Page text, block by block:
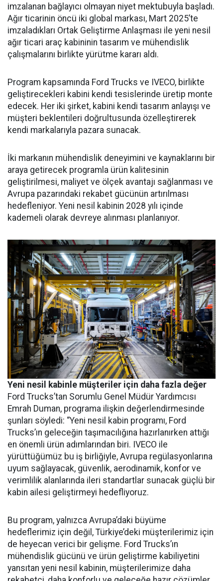
imzalanan bağlayıcı olmayan niyet mektubuyla başladı.
Ağır ticarinin öncü iki global markası, Mart 2025’te
imzaladıkları Ortak Geliştirme Anlaşması ile yeni nesil
ağır ticari araç kabininin tasarım ve mühendislik
çalışmalarını birlikte yürütme kararı aldı.
Program kapsamında Ford Trucks ve IVECO, birlikte
geliştirecekleri kabini kendi tesislerinde üretip monte
edecek. Her iki şirket, kabini kendi tasarım anlayışı ve
müşteri beklentileri doğrultusunda özelleştirerek
kendi markalarıyla pazara sunacak.
İki markanın mühendislik deneyimini ve kaynaklarını bir
araya getirecek programla ürün kalitesinin
geliştirilmesi, maliyet ve ölçek avantajı sağlanması ve
Avrupa pazarındaki rekabet gücünün artırılması
hedefleniyor. Yeni nesil kabinin 2028 yılı içinde
kademeli olarak devreye alınması planlanıyor.
Yeni nesil kabinle müşteriler için daha fazla değer
Ford Trucks’tan Sorumlu Genel Müdür Yardımcısı
Emrah Duman, programa ilişkin değerlendirmesinde
şunları söyledi: “Yeni nesil kabin programı, Ford
Trucks’ın geleceğin taşımacılığına hazırlanırken attığı
en önemli ürün adımlarından biri. IVECO ile
yürüttüğümüz bu iş birliğiyle, Avrupa regülasyonlarına
uyum sağlayacak, güvenlik, aerodinamik, konfor ve
verimlilik alanlarında ileri standartlar sunacak güçlü bir
kabin ailesi geliştirmeyi hedefliyoruz.
Bu program, yalnızca Avrupa’daki büyüme
hedeflerimiz için değil, Türkiye’deki müşterilerimiz için
de heyecan verici bir gelişme. Ford Trucks’ın
mühendislik gücünü ve ürün geliştirme kabiliyetini
yansıtan yeni nesil kabinin, müşterilerimize daha